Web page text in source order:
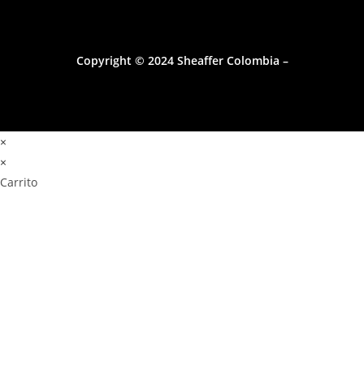
Copyright © 2024 Sheaffer Colombia –
×
×
Carrito